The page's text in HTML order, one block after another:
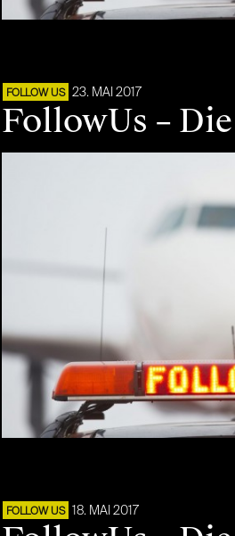
FOLLOW US 23. MAI 2017
FollowUs –
FOLLOW US 18. MAI 2017